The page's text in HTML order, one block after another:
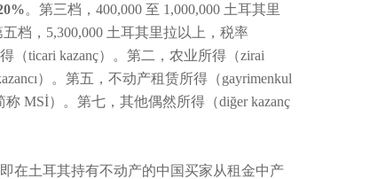
。第三档，400,000 至 1,000,000 土耳其里
五档，5,300,000 土耳其里拉以上，税率
（ticari kazanç）。第二，农业所得（zirai
）。第五，不动产租赁所得（gayrimenkul
称 MSİ）。第七，其他偶然所得（diğer kazanç
即在土耳其持有不动产的中国买家从租金中产